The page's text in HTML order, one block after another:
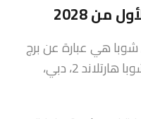
من 2028
من شوبا هي عبارة عن برج
شاهق مكون من 70 طابقًا في شوبا هارتلاند 2، دبي،